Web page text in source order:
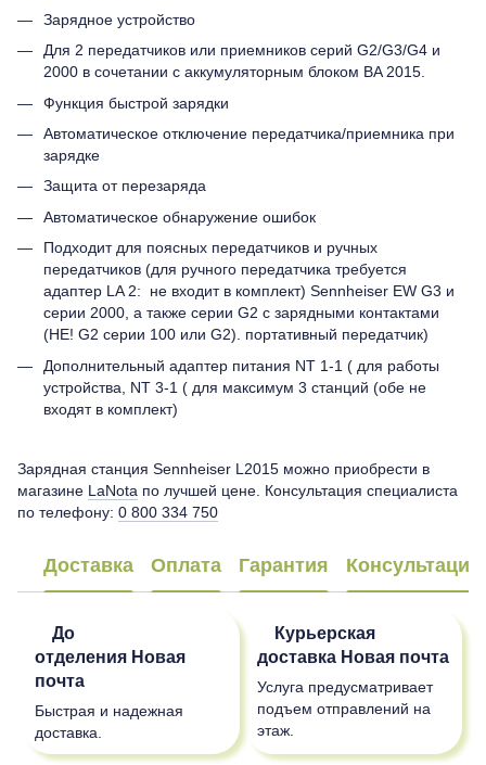
Зарядное устройство
Для 2 передатчиков или приемников серий G2/G3/G4 и
2000 в сочетании с аккумуляторным блоком BA 2015.
Функция быстрой зарядки
Автоматическое отключение передатчика/приемника при
зарядке
Защита от перезаряда
Автоматическое обнаружение ошибок
Подходит для поясных передатчиков и ручных
передатчиков (для ручного передатчика требуется
адаптер LA 2: не входит в комплект) Sennheiser EW G3 и
серии 2000, а также серии G2 с зарядными контактами
(НЕ! G2 серии 100 или G2). портативный передатчик)
Дополнительный адаптер питания NT 1-1 ( для работы
устройства, NT 3-1 ( для максимум 3 станций (обе не
входят в комплект)
Зарядная станция Sennheiser L2015 можно приобрести в
магазине LaNota по лучшей цене. Консультация специалиста
по телефону: 0 800 334 750
Доставка Оплата Гарантия Консультация
До
отделения Новая
почта
Быстрая и надежная
доставка.
Курьерская
доставка Новая почта
Услуга предусматривает
подъем отправлений на
этаж.